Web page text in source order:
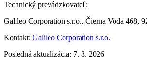
Technický prevádzkovateľ:
Galileo Corporation s.r.o., Čierna Voda 468,
Kontakt: Galileo Corporation s.r.o.
Posledná aktualizácia: 7. 8. 2026